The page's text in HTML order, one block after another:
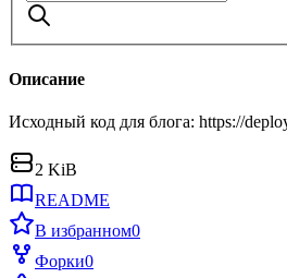
Описание
Исходный код для блога: https://
2 KiB
README
В избранном0
Форки0